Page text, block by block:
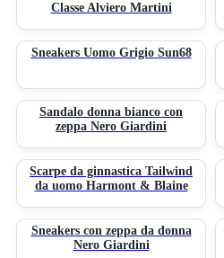
Classe Alviero Martini
Sneakers Uomo Grigio Sun68
Sandalo donna bianco con
zeppa Nero Giardini
Scarpe da ginnastica Tailwind
da uomo Harmont & Blaine
Sneakers con zeppa da donna
Nero Giardini